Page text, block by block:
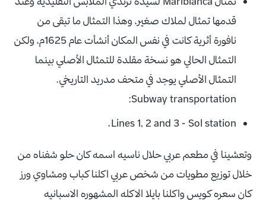
قدمها تمثال لملاك صغير، وهذا التمثال ما تبقى من
نافورة أثرية كانت في نفس المكان أنشأت عام 1625م، ولكن
التمثال الحالي هو نسخة مقلدة للتمثال الأصلي بينما
التمثال الأصلي يوجد في متحف مدريد التاريخي.
Subway transportation:
Lines 1, 2 and 3 - Sol station.
وتعشينا في مطعم عربي حلال ناسيه اسمه كان حلو شفناه من
خلال توزيع مطويات من شخص عربي اكلنا كباب ومشاوي ورز
كان سعره كويس واكلنا بايلا الاكله المشهوره الاسبانيه